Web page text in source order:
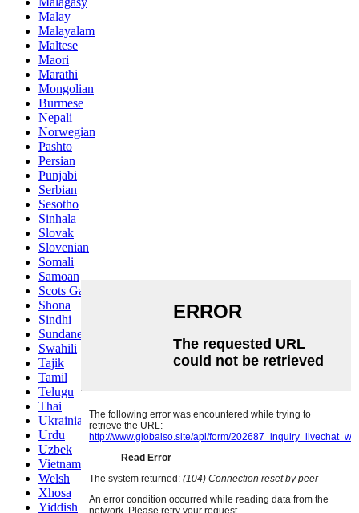
Malay
Malayalam
Maltese
Maori
Marathi
Mongolian
Burmese
Nepali
Norwegian
Pashto
Persian
Punjabi
Serbian
Sesotho
Sinhala
Slovak
Slovenian
Somali
Samoan
Scots Gaelic
Shona
Sindhi
Sundanese
Swahili
Tajik
Tamil
Telugu
Thai
Ukrainian
Urdu
Uzbek
Vietnamese
Welsh
Xhosa
Yiddish